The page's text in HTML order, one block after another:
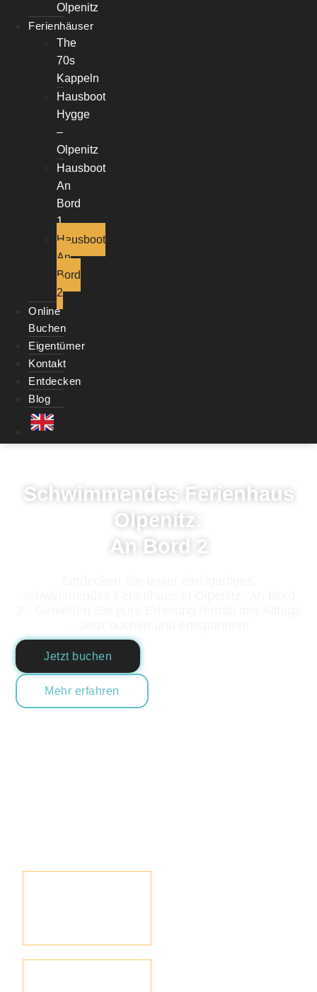
Olpenitz
Ferienhäuser
The
70s
Kappeln
Hausboot
Hygge
–
Olpenitz
Hausboot
An
Bord
1
Hausboot
An
Bord
2
Online
Buchen
Eigentümer
Kontakt
Entdecken
Blog
Schwimmendes Ferienhaus
Olpenitz:
An Bord 2
Jetzt buchen
Mehr erfahren